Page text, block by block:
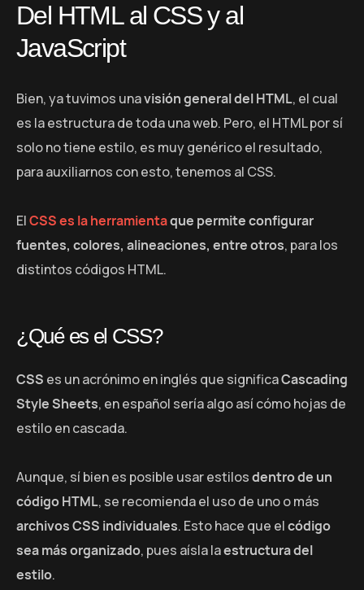
Del HTML al CSS y al
JavaScript
Bien, ya tuvimos unavisión general del HTML, el cual
es la estructura de toda una web. Pero, el HTML por sí
solo no tiene estilo, es muy genérico el resultado,
para auxiliarnos con esto, tenemos al CSS.
ElCSS es la herramientaque permite configurar
fuentes, colores, alineaciones, entre otros, para los
distintos códigos HTML.
¿Qué es el CSS?
CSS es un acrónimo en inglés que significaCascading
Style Sheets, en español sería algo así cómo hojas de
estilo en cascada.
Aunque, sí bien es posible usar estilosdentro de un
código HTML, se recomienda el uso de uno o más
archivos CSS individuales. Esto hace que elcódigo
sea más organizado, pues aísla laestructura del
estilo.